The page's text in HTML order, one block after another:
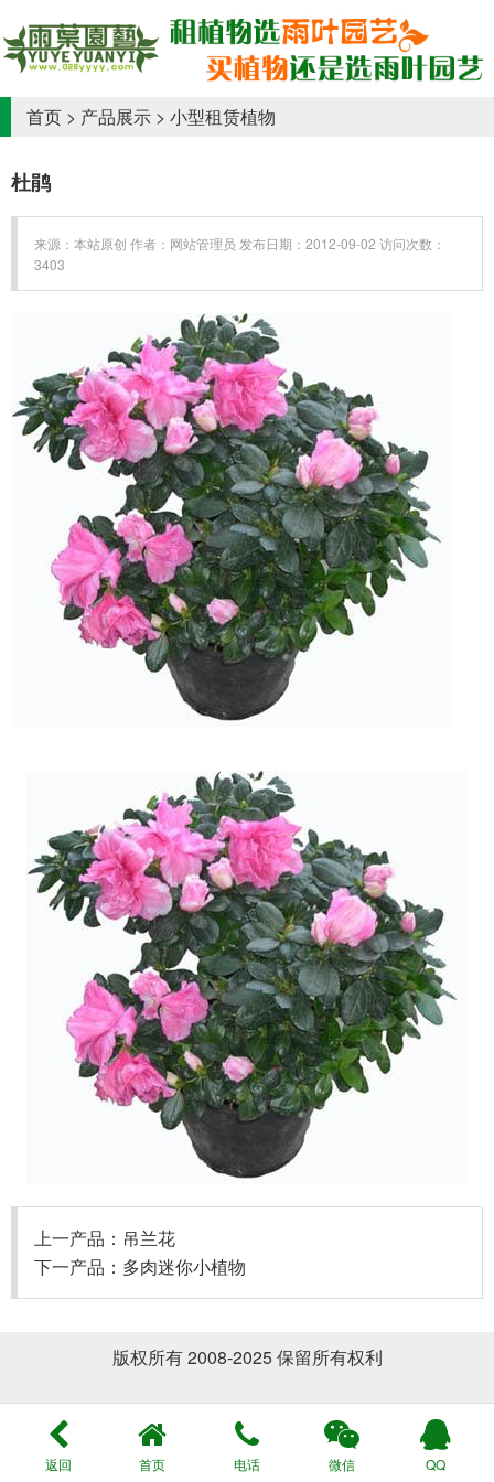
首页 > 产品展示 > 小型租赁植物
杜鹃
来源：本站原创 作者：网站管理员 发布日期：2012-09-02 访问次数：
3403
上一产品： 吊兰花
下一产品： 多肉迷你小植物
版权所有 2008-2025 保留所有权利
返回 首页 电话 微信 QQ